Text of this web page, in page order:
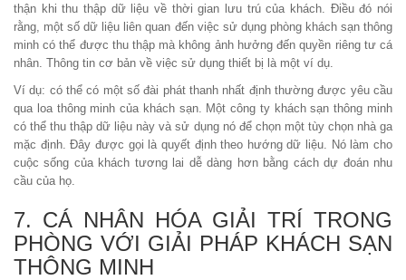
thận khi thu thập dữ liệu về thời gian lưu trú của khách. Điều đó nói
rằng, một số dữ liệu liên quan đến việc sử dụng phòng khách sạn thông
minh có thể được thu thập mà không ảnh hưởng đến quyền riêng tư cá
nhân. Thông tin cơ bản về việc sử dụng thiết bị là một ví dụ.
Ví dụ: có thể có một số đài phát thanh nhất định thường được yêu cầu
qua loa thông minh của khách sạn. Một công ty khách sạn thông minh
có thể thu thập dữ liệu này và sử dụng nó để chọn một tùy chọn nhà ga
mặc định. Đây được gọi là quyết định theo hướng dữ liệu. Nó làm cho
cuộc sống của khách tương lai dễ dàng hơn bằng cách dự đoán nhu
cầu của họ.
7. CÁ NHÂN HÓA GIẢI TRÍ TRONG
PHÒNG VỚI GIẢI PHÁP KHÁCH SẠN
THÔNG MINH